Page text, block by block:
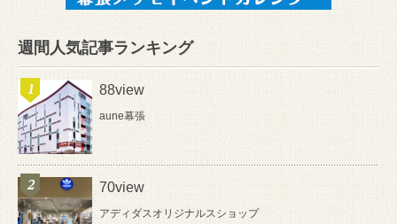
週間人気記事ランキング
88view
aune幕張
70view
アディダスオリジナルスショップ